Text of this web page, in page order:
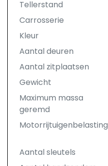
Tellerstand
Carrosserie
Kleur
Aantal deuren
Aantal zitplaatsen
Gewicht
Maximum massa
geremd
Motorrijtuigenbelasting
Aantal sleutels